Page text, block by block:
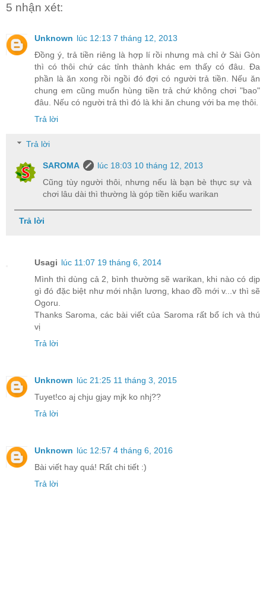
5 nhận xét:
Unknown lúc 12:13 7 tháng 12, 2013
Đồng ý, trả tiền riêng là hợp lí rồi nhưng mà chỉ ở Sài Gòn
thì có thôi chứ các tỉnh thành khác em thấy có đâu. Đa
phần là ăn xong rồi ngồi đó đợi có người trả tiền. Nếu ăn
chung em cũng muốn hùng tiền trả chứ không chơi "bao"
đâu. Nếu có người trả thì đó là khi ăn chung với ba mẹ thôi.
Trả lời
Trả lời
SAROMA
lúc 18:03 10 tháng 12, 2013
Cũng tùy người thôi, nhưng nếu là bạn bè thực sự và
chơi lâu dài thì thường là góp tiền kiểu warikan
Trả lời
Usagi lúc 11:07 19 tháng 6, 2014
Mình thì dùng cả 2, bình thường sẽ warikan, khi nào có dịp
gì đó đặc biệt như mới nhận lương, khao đồ mới v...v thì sẽ
Ogoru.
Thanks Saroma, các bài viết của Saroma rất bổ ích và thú
vị
Trả lời
Unknown lúc 21:25 11 tháng 3, 2015
Tuyet!co aj chju gjay mjk ko nhj??
Trả lời
Unknown lúc 12:57 4 tháng 6, 2016
Bài viết hay quá! Rất chi tiết :)
Trả lời